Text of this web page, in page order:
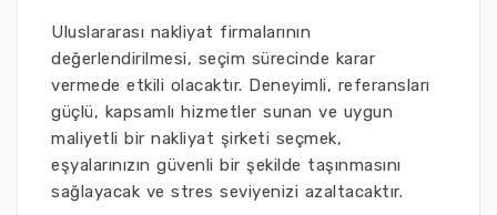
Uluslararası nakliyat firmalarının
değerlendirilmesi, seçim sürecinde karar
vermede etkili olacaktır. Deneyimli, referansları
güçlü, kapsamlı hizmetler sunan ve uygun
maliyetli bir nakliyat şirketi seçmek,
eşyalarınızın güvenli bir şekilde taşınmasını
sağlayacak ve stres seviyenizi azaltacaktır.